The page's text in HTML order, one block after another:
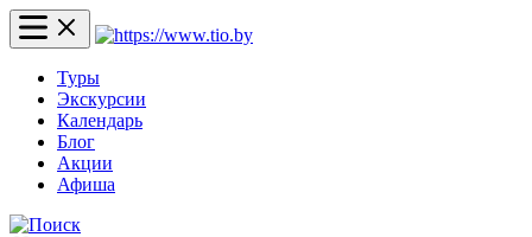
Туры
Экскурсии
Календарь
Блог
Акции
Афиша